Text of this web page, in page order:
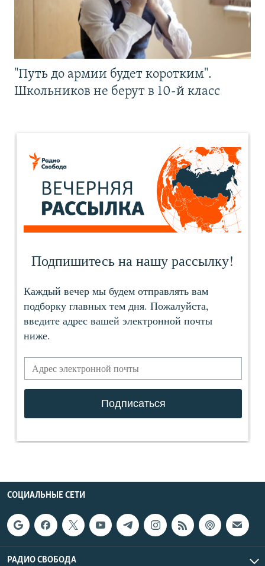
"Путь до армии будет коротким".
Школьников не берут в 10-й класс
СОЦИАЛЬНЫЕ СЕТИ
РАДИО СВОБОДА